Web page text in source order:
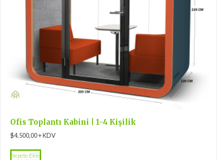
Ofis Toplantı Kabini | 1-4 Kişilik
$4.500,00+ KDV
Sepete Ekle